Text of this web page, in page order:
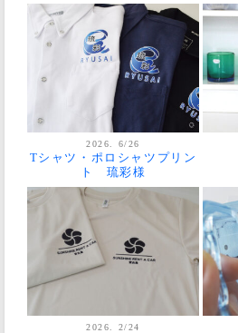
2026. 6/26
Tシャツ・ポロシャツプリン
ト 琉彩様
2026. 2/24